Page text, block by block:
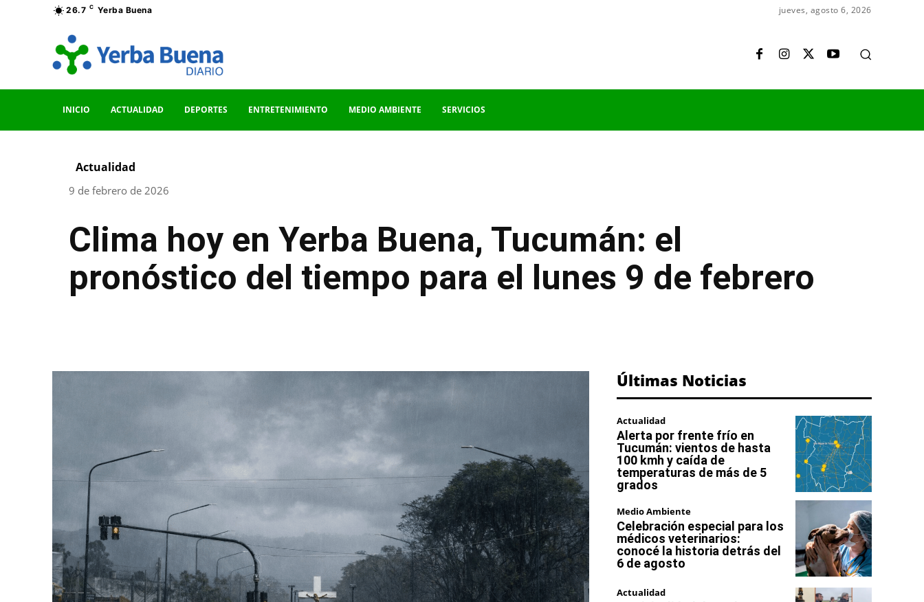
26.7 C Yerba Buena jueves, agosto 6, 2026
INICIO ACTUALIDAD DEPORTES ENTRETENIMIENTO MEDIO AMBIENTE SERVICIOS
Actualidad
9 de febrero de 2026
Clima hoy en Yerba Buena, Tucumán: el
pronóstico del tiempo para el lunes 9 de febrero
Últimas Noticias
Actualidad
Alerta por frente frío en
Tucumán: vientos de hasta
100 kmh y caída de
temperaturas de más de 5
grados
Medio Ambiente
Celebración especial para los
médicos veterinarios:
conocé la historia detrás del
6 de agosto
Actualidad